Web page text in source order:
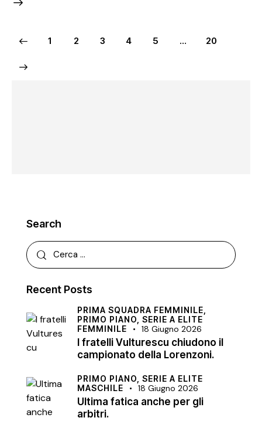
1 2 3 4 5 … 20
Search
Recent Posts
PRIMA SQUADRA FEMMINILE,
PRIMO PIANO, SERIE A ELITE
FEMMINILE
18 Giugno 2026
I fratelli Vulturescu chiudono il
campionato della Lorenzoni.
PRIMO PIANO, SERIE A ELITE
MASCHILE
18 Giugno 2026
Ultima fatica anche per gli
arbitri.